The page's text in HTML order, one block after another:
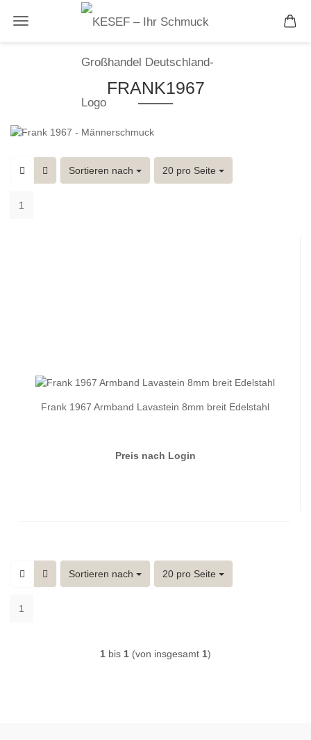
FRANK1967
Sortieren nach
Sortieren nach 20 pro Seite
pro Seite
1
Frank 1967 Armband Lavastein 8mm breit Edelstahl
Preis nach Login
Sortieren nach
Sortieren nach 20 pro Seite
pro Seite
1
1 bis 1 (von insgesamt 1)